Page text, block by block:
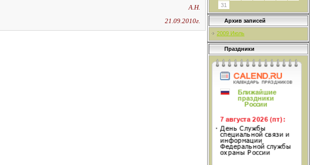
А.Н.
21.09.2010г.
31
Архив записей
2009 Июль
Праздники